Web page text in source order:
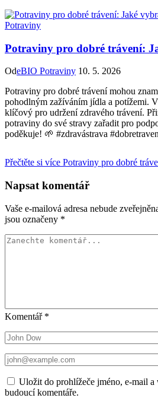
Potraviny
Potraviny pro dobré trávení:
OdeBIO Potraviny 10. 5. 2026
Potraviny pro dobré trávení mohou
pohodlným zažíváním jídla a potížemi.
klíčový pro udržení zdravého trávení.
potraviny do své stravy zařadit pro
poděkuje! 🌱 #zdravástrava
Přečtěte si více Potraviny pro dobré
Napsat komentář
Vaše e-mailová adresa nebude
jsou označeny *
Komentář *
Uložit do prohlížeče jméno, e-mail a
budoucí komentáře.